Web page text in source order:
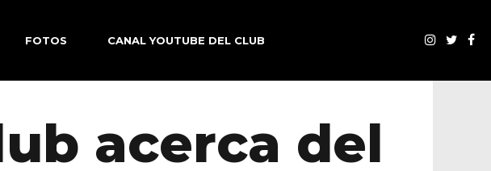
FOTOS CANAL YOUTUBE DEL CLUB
acerca del